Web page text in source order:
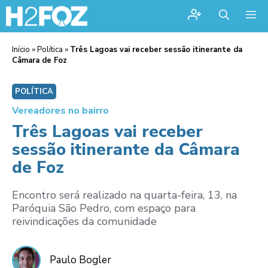
Início »Política » Três Lagoas vai receber sessão itinerante da
Câmara de Foz
POLÍTICA
Vereadores no bairro
Três Lagoas vai receber
sessão itinerante da Câmara
de Foz
Encontro será realizado na quarta-feira, 13, na
Paróquia São Pedro, com espaço para
reivindicações da comunidade
Paulo Bogler